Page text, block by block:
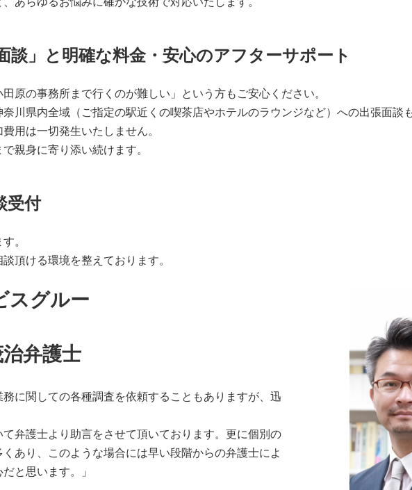
談」と明確な料金・安心のアフターサポート
原の事務所まで行くのが難しい」という方もご安心ください。
川県内全域（ご指定の駅近くの喫茶店やホテルのラウンジなど）への出張面談
用は一切発生いたしません。
親身に寄り添い続けます。
受付
。
頂ける環境を整えております。
スグルー
弁護士
に関しての各種調査を依頼することもありますが、迅
弁護士より助言をさせて頂いております。更に個別の
あり、このような場合には早い段階からの弁護士によ
と思います。」